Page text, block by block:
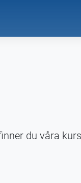
du våra